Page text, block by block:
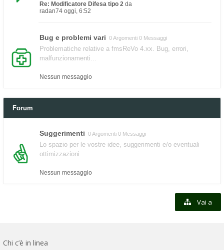
Re: Modificatore Difesa tipo 2 da
radan74 oggi, 6:52
Bug e problemi vari 0 Argomenti 0 Messaggi
Problematiche relative a fmsReVo 4.xx. Bug, errori,
malfunzionamenti...
Nessun messaggio
Forum
Suggerimenti 0 Argomenti 0 Messaggi
Lo spazio per le vostre idee, suggerimenti e/o eventuali
ottimizzazioni
Nessun messaggio
Vai a
Chi c’è in linea